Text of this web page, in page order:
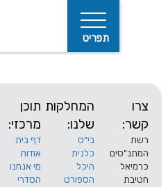
המחלקות
שלנו:
בי"ס
כלנית
היכל
הספורט
תוכן
מרכזי:
דף בית
אודות
מי אנחנו
הסדרי
קישורים: